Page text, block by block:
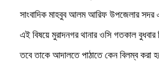
‎সাংবাদিক মাহবুব আলম আরিফ উপজেলার সদর
এই বিষয়ে মুরাদনগর থানার ওসি গতকাল
তবে তাকে আদালতে পাঠাতে কেন বিলম্ব করা